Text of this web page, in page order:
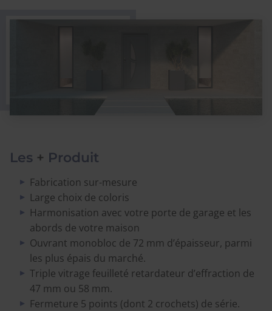
Les + Produit
Fabrication sur-mesure
Large choix de coloris
Harmonisation avec votre porte de garage et les
abords de votre maison
Ouvrant monobloc de 72 mm d’épaisseur, parmi
les plus épais du marché.
Triple vitrage feuilleté retardateur d’effraction de
47 mm ou 58 mm.
Fermeture 5 points (dont 2 crochets) de série.